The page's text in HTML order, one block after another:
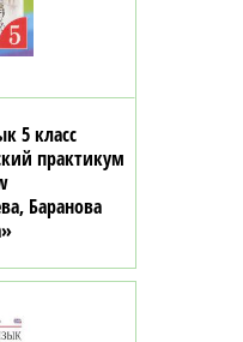
5 класс
практикум
Баранова